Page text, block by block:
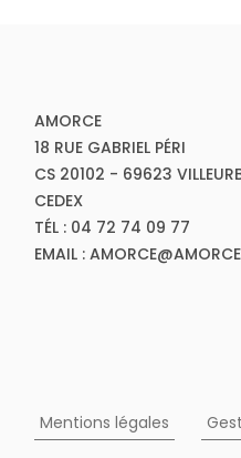
AMORCE
18 RUE GABRIEL PÉRI
CS 20102 - 69623
CEDEX
TÉL : 04 72 74 09 77
EMAIL :
Mentions légales